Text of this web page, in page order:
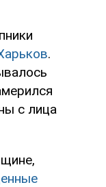
.
с лица